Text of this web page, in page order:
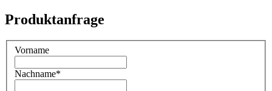
Produktanfrage
Vorname
Nachname*